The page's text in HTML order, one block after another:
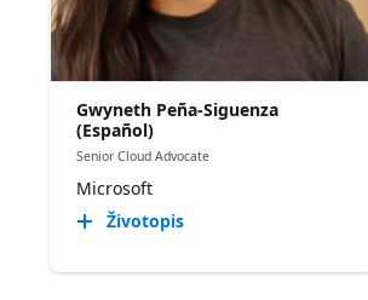
Gwyneth Peña-Siguenza
(Español)
Senior Cloud Advocate
Microsoft
Životopis